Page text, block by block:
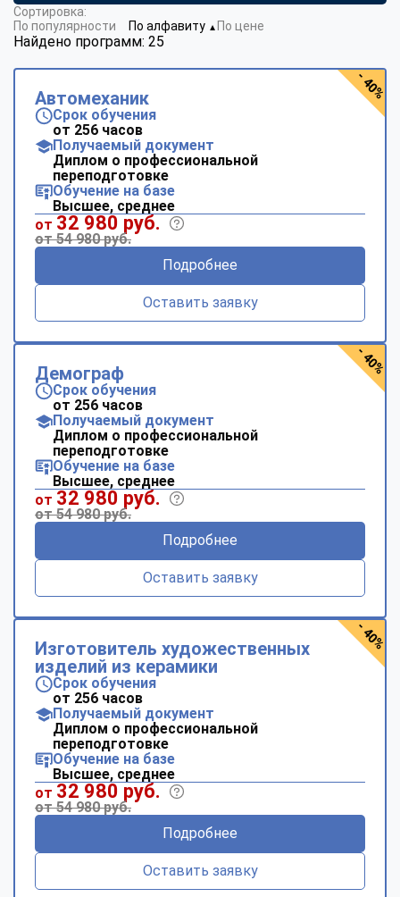
Найдено программ: 25
Сортировка:
По популярности
По алфавиту ▼ По цене
Автомеханик
Срок обучения
от 256 часов
Получаемый документ
Диплом о профессиональной
переподготовке
Обучение на базе
Высшее, среднее
от 32 980 руб.
от 54 980 руб.
Подробнее
Оставить заявку
- 40%
Демограф
Срок обучения
от 256 часов
Получаемый документ
Диплом о профессиональной
переподготовке
Обучение на базе
Высшее, среднее
от 32 980 руб.
от 54 980 руб.
Подробнее
Оставить заявку
- 40%
Изготовитель художественных
изделий из керамики
Срок обучения
от 256 часов
Получаемый документ
Диплом о профессиональной
переподготовке
Обучение на базе
Высшее, среднее
от 32 980 руб.
от 54 980 руб.
Подробнее
Оставить заявку
- 40%